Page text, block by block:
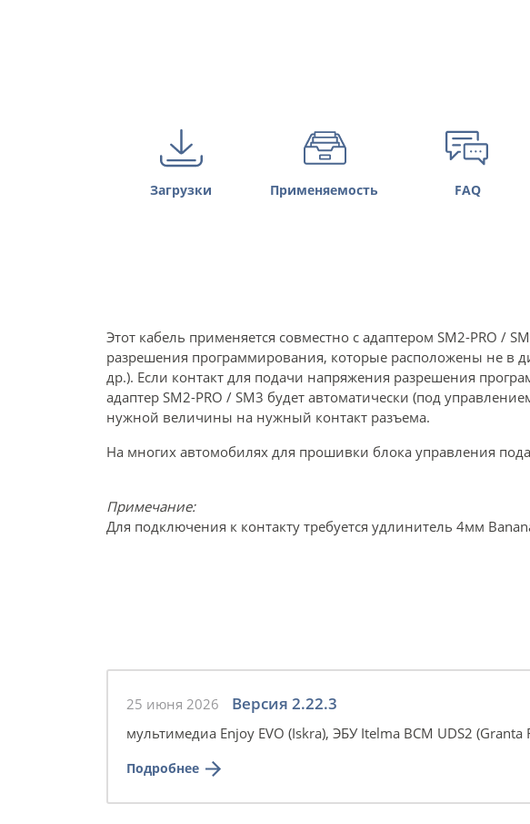
Загрузки Применяемость FAQ
Этот кабель применяется совместно с адаптером SM2-PRO
разрешения программирования, которые расположены не в
др.). Если контакт для подачи напряжения разрешения
адаптер SM2-PRO / SM3 будет автоматически (под
нужной величины на нужный контакт разъема.
На многих автомобилях для прошивки блока управления
Примечание:
Для подключения к контакту требуется удлинитель 4мм
25 июня 2026 Версия 2.22.3
мультимедиа Enjoy EVO (Iskra), ЭБУ Itelma BCM UDS2
Подробнее